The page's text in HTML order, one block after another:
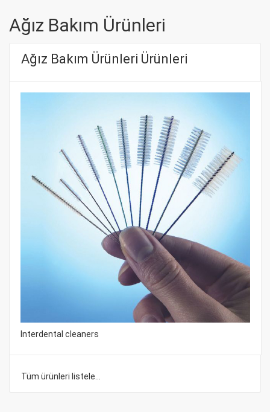
Ağız Bakım Ürünleri
Ağız Bakım Ürünleri Ürünleri
Interdental cleaners
Tüm ürünleri listele...